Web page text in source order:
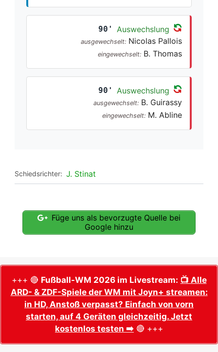
90' Auswechslung
ausgewechselt: Nicolas Pallois
eingewechselt: B. Thomas
90' Auswechslung
ausgewechselt: B. Guirassy
eingewechselt: M. Abline
Schiedsrichter: J. Stinat
Füge uns als bevorzugte Quelle bei
Google hinzu
+++ 🔴 Fußball-WM 2026 im Livestream: 📺 Alle
ARD- & ZDF-Spiele der WM mit Joyn+ streamen:
in HD, Anstoß verpasst? Einfach von vorn
starten, auf 4 Geräten gleichzeitig. Jetzt
kostenlos testen ➡️ 🔴 +++